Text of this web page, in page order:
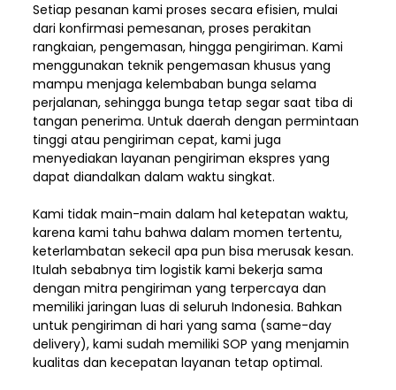
Setiap pesanan kami proses secara efisien, mulai
dari konfirmasi pemesanan, proses perakitan
rangkaian, pengemasan, hingga pengiriman. Kami
menggunakan teknik pengemasan khusus yang
mampu menjaga kelembaban bunga selama
perjalanan, sehingga bunga tetap segar saat tiba di
tangan penerima. Untuk daerah dengan permintaan
tinggi atau pengiriman cepat, kami juga
menyediakan layanan pengiriman ekspres yang
dapat diandalkan dalam waktu singkat.
Kami tidak main-main dalam hal ketepatan waktu,
karena kami tahu bahwa dalam momen tertentu,
keterlambatan sekecil apa pun bisa merusak kesan.
Itulah sebabnya tim logistik kami bekerja sama
dengan mitra pengiriman yang terpercaya dan
memiliki jaringan luas di seluruh Indonesia. Bahkan
untuk pengiriman di hari yang sama (same-day
delivery), kami sudah memiliki SOP yang menjamin
kualitas dan kecepatan layanan tetap optimal.